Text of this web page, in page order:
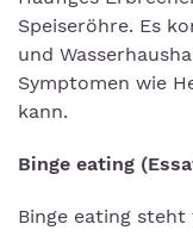
Speiseröhre. Es
und
Symptomen wie
kann.
Binge eating
Binge eating steht